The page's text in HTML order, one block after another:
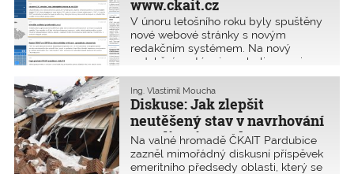
www.ckait.cz
V únoru letošního roku byly spuštěny
nové webové stránky s novým
redakčním systémem. Na nový
redakční systém jsme byli nuceni
přejít, protože původní přestal být
podporován a vyvíjen. I přesto, že by
webové stránky zůstaly funkční,
narůstal by pravděpodobně počet
bezpečnostních mezer, které by
mohly být zneužity.
Diskuse: Jak zlepšit
neutěšený stav v navrhování
a realizaci staveb?
Ing. Vlastimil Moucha
Na valné hromadě ČKAIT Pardubice
zazněl mimořádný diskusní příspěvek
emeritního předsedy oblasti, který se